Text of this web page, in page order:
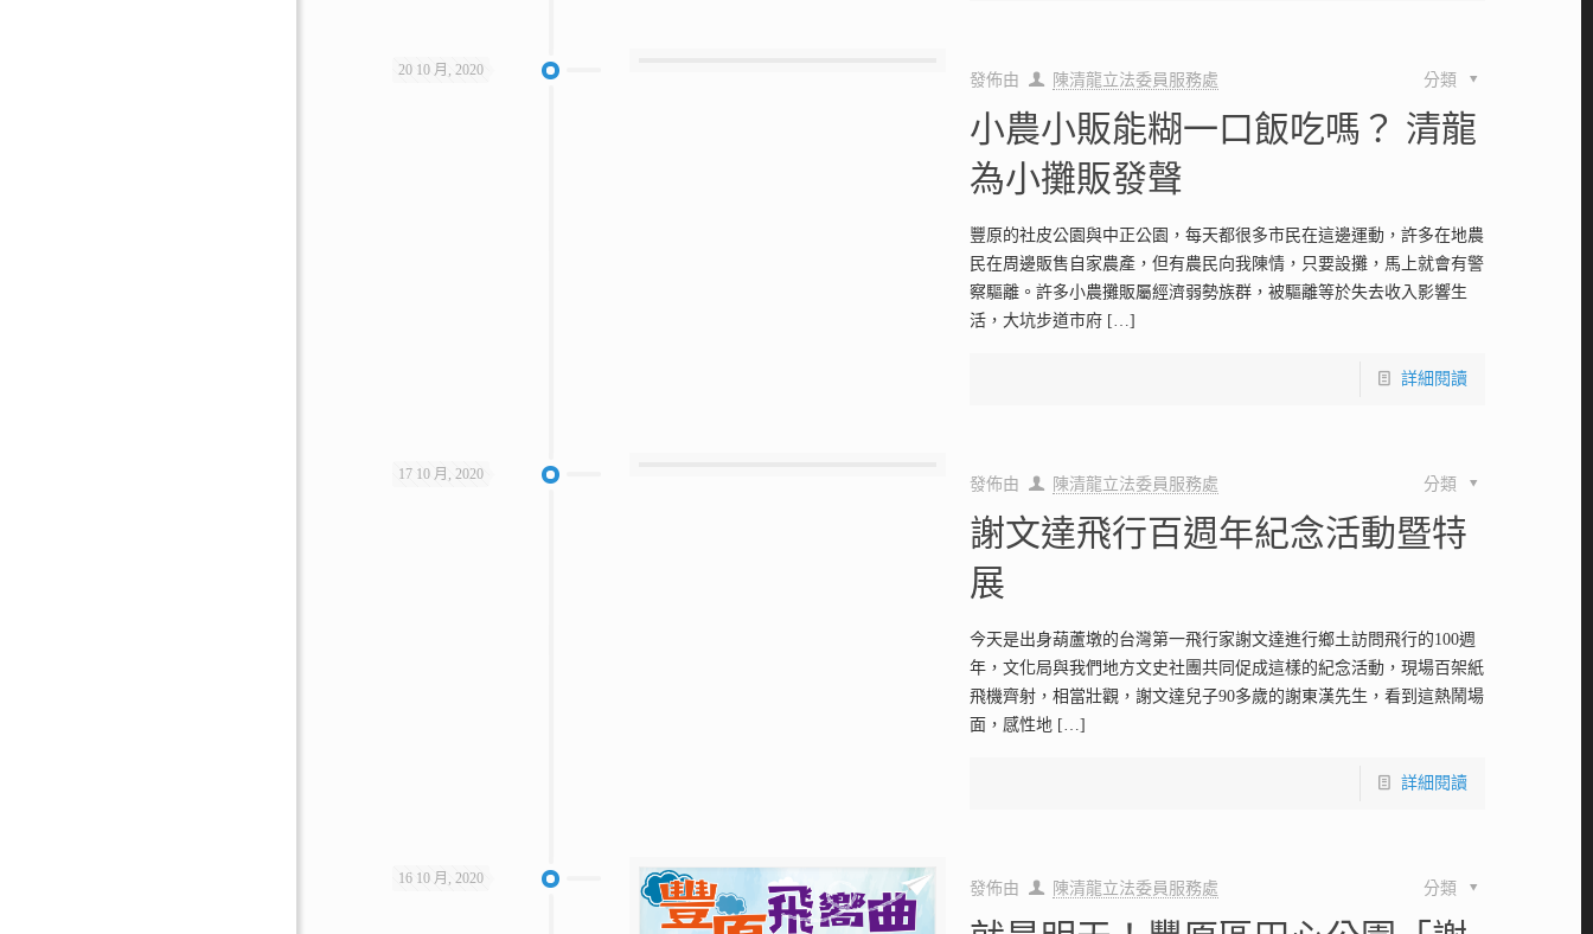
20 10 月, 2020
發佈由 陳清龍立法委員服務處 分類
小農小販能糊一口飯吃嗎？ 清龍
為小攤販發聲
豐原的社皮公園與中正公園，每天都很多市民在這邊運動，許多在地農
民在周邊販售自家農產，但有農民向我陳情，只要設攤，馬上就會有警
察驅離。許多小農攤販屬經濟弱勢族群，被驅離等於失去收入影響生
活，大坑步道市府 […]
詳細閱讀
17 10 月, 2020
發佈由 陳清龍立法委員服務處 分類
謝文達飛行百週年紀念活動暨特
展
今天是出身葫蘆墩的台灣第一飛行家謝文達進行鄉土訪問飛行的100週
年，文化局與我們地方文史社團共同促成這樣的紀念活動，現場百架紙
飛機齊射，相當壯觀，謝文達兒子90多歲的謝東漢先生，看到這熱鬧場
面，感性地 […]
詳細閱讀
16 10 月, 2020
發佈由 陳清龍立法委員服務處 分類